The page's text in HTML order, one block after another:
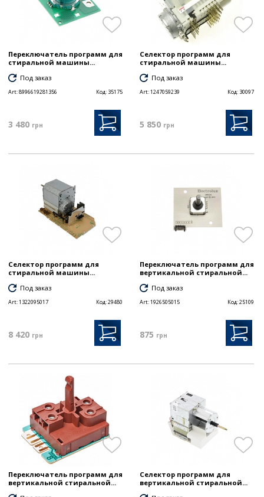
Переключатель программ для
стиральной машины...
Под заказ
Art:8996619281356 Код: 35175
3 480 грн
Селектор программ для
стиральной машины...
Под заказ
Art:1247059239 Код: 30097
5 850 грн
Селектор программ для
стиральной машины...
Под заказ
Art:1322095017 Код:29480
8 420 грн
Переключатель программ для
вертикальной стиральной...
Под заказ
Art:1926505015 Код:25109
875 грн
Переключатель программ для
вертикальной стиральной...
Селектор программ для
вертикальной стиральной...